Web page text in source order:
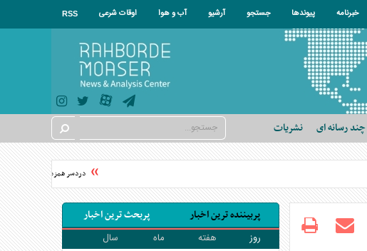
خبرنامه پیوندها جستجو آرشیو آب و هوا اوقات شرعی RSS
چند رسانه ای نشریات
دردسر همزمان آمریکا و
پربیننده ترین اخبار پربحث ترین اخبار
روز هفته ماه
سال